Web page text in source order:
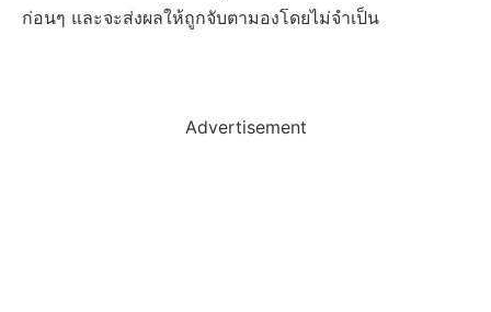
ก่อนๆ และจะส่งผลให้ถูกจับตามองโดยไม่จำเป็น
Advertisement